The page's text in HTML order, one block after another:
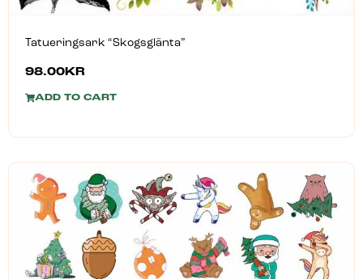
Tatueringsark “Skogsglänta”
98.00KR
ADD TO CART